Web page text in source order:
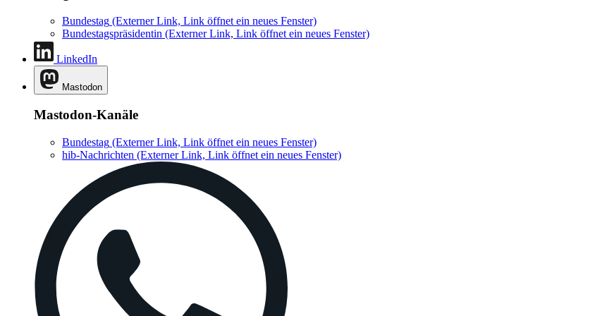
Bundestag (Externer Link, Link öffnet ein neues Fenster)
Bundestagspräsidentin (Externer Link, Link öffnet ein neues Fenster)
LinkedIn
Mastodon
Mastodon-Kanäle
Bundestag (Externer Link, Link öffnet ein neues Fenster)
hib-Nachrichten (Externer Link, Link öffnet ein neues Fenster)